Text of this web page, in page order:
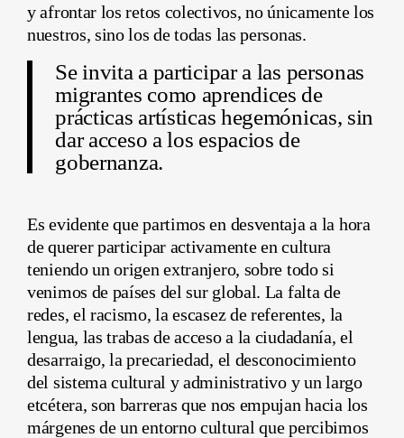
y afrontar los retos colectivos, no únicamente los
nuestros, sino los de todas las personas.
Se invita a participar a las personas
migrantes como aprendices de
prácticas artísticas hegemónicas, sin
dar acceso a los espacios de
gobernanza.
Es evidente que partimos en desventaja a la hora
de querer participar activamente en cultura
teniendo un origen extranjero, sobre todo si
venimos de países del sur global. La falta de
redes, el racismo, la escasez de referentes, la
lengua, las trabas de acceso a la ciudadanía, el
desarraigo, la precariedad, el desconocimiento
del sistema cultural y administrativo y un largo
etcétera, son barreras que nos empujan hacia los
márgenes de un entorno cultural que percibimos